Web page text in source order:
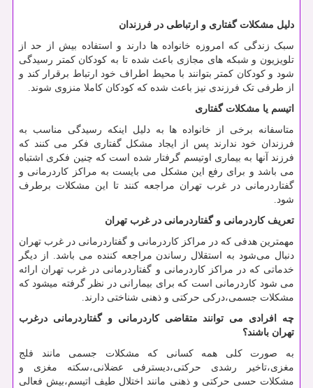
دلیل مشکلات گفتاری و ارتباطی در فرزندان
سبک زندگی که امروزه خانواده ها دارند و استفاده بیش از حد از
تلویزیون و شبکه های مجازی باعث شده تا به کودکان کمتر رسیدگی
شود و کودکان کمتر بتوانند با محیط اطراف خود ارتباط برقرار کند و
از طرفی تک فرزندی نیز باعث شده که کودکان کاملا منزوی شوند.
اتیسم یا مشکلات گفتاری
متاسفانه برخی از خانواده ها به دلیل اینکه رسیدگی مناسب به
فرزندان خود ندارند پس از ایجاد مشکل گفتاری فکر می کنند که
فرزند آنها به بیماری اوتیسم گرفتار شده است که چنین فکری اشتباه
می باشد و برای رفع این مشکل می بایست به مراکز کاردرمانی و
گفتاردرمانی در غرب تهران مراجعه کنند تا این مشکلات برطرف
شود.
تعریف کاردرمانی و گفتاردرمانی در غرب تهران
مهمترین هدفی که در مراکز کاردرمانی و گفتاردرمانی در غرب تهران
دنبال می‌شود به استقلال رساندن مراجعه کننده می باشد. از دیگر
خدماتی که در مراکز کاردرمانی و گفتاردرمانی در غرب تهران ارائه
می ‌شود کاردرمانی است که برای بیمارانی در نظر گرفته میشود که
مشکلات جسمی،درکی حرکتی و ذهنی شناختی دارند.
چه افرادی می توانند متقاضی کاردرمانی و گفتاردرمانی درغرب
تهران باشند؟
به صورت کلی همه کسانی که مشکلات جسمی مانند فلج
مغزی،تاخیر رشدی حرکتی،دیسترفی عضلانی،سکته مغزی و
مشکلات حسی حرکتی و ذهنی مانند اختلال طیف اتیسم،بیش فعالی